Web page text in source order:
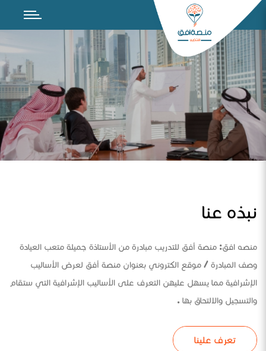
نبذه عنا
منصه افق: منصة أفق للتدريب مبادرة من الأستاذة جميلة متعب العيادة
وصف المبادرة / موقع الكتروني بعنوان منصة أفق لعرض الأساليب
الإشرافية مما يسهل عليهن التعرف على الأساليب الإشرافية التي ستقام
والتسجيل والالتحاق بها .
تعرف علينا